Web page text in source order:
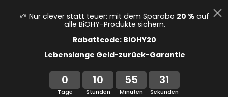
🌱 Nur clever statt teuer: mit dem Sparabo 20 % auf
alle BiOHY-Produkte sichern.
Rabattcode: BIOHY20
Lebenslange Geld-zurück-Garantie
0
Tage
10
Stunden
55
Minuten
31
Sekunden